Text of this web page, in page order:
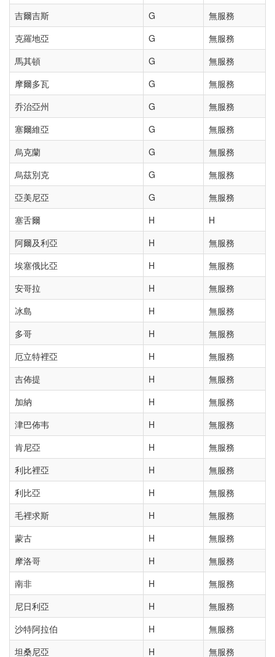
吉爾吉斯
G
無服務
克羅地亞
G
無服務
馬其頓
G
無服務
摩爾多瓦
G
無服務
乔治亞州
G
無服務
塞爾維亞
G
無服務
烏克蘭
G
無服務
烏茲別克
G
無服務
亞美尼亞
G
無服務
塞舌爾
H
H
阿爾及利亞
H
無服務
埃塞俄比亞
H
無服務
安哥拉
H
無服務
冰島
H
無服務
多哥
H
無服務
厄立特裡亞
H
無服務
吉佈提
H
無服務
加納
H
無服務
津巴佈韦
H
無服務
肯尼亞
H
無服務
利比裡亞
H
無服務
利比亞
H
無服務
毛裡求斯
H
無服務
蒙古
H
無服務
摩洛哥
H
無服務
南非
H
無服務
尼日利亞
H
無服務
沙特阿拉伯
H
無服務
坦桑尼亞
H 無服務